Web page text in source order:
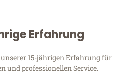
Erfahrung
15-jährigen Erfahrung für
und professionellen Service.